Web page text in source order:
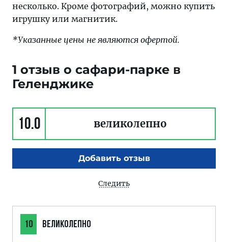
несколько. Кроме фотографий, можно купить
игрушку или магнитик.
*Указанные цены не являются офертой.
1 отзыв о сафари-парке в
Геленджике
10.0 великолепно
Добавить отзыв
Следить
10 ВЕЛИКОЛЕПНО